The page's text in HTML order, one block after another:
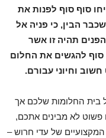
סוף סוף לפנות את
הבין, כי פניה אל
תהיה זו אשר
להגשים את החלום
וחיוני עבורם.
בית החלומות שלכם אך
פשוט לא מבינים אתכם,
של עדי חרוש –